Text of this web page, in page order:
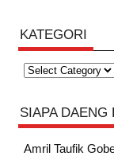
KATEGORI
Kategori
SIAPA DAENG
Amril Taufik